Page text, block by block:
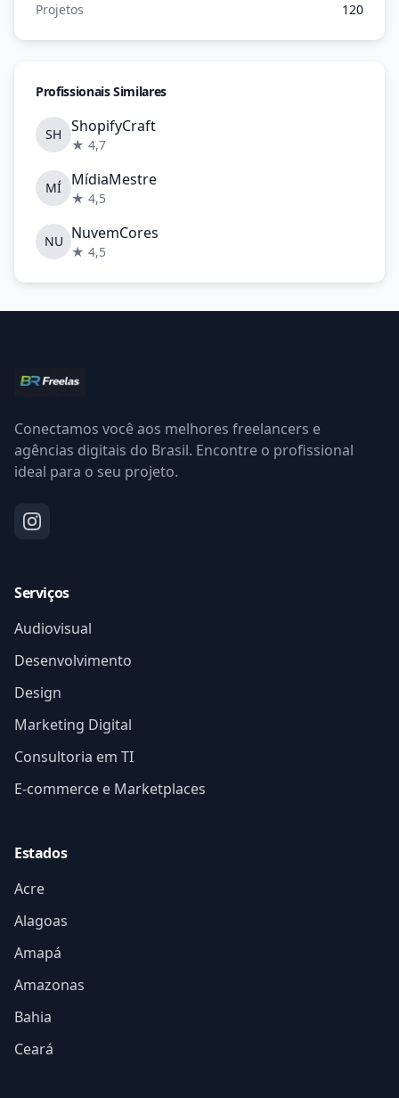
Projetos
120
Profissionais Similares
SH ShopifyCraft
★ 4,7
MÍ MídiaMestre
★ 4,5
NU NuvemCores
★ 4,5
Conectamos você aos melhores freelancers e
agências digitais do Brasil. Encontre o profissional
ideal para o seu projeto.
Serviços
Audiovisual
Desenvolvimento
Design
Marketing Digital
Consultoria em TI
E-commerce e Marketplaces
Estados
Acre
Alagoas
Amapá
Amazonas
Bahia
Ceará